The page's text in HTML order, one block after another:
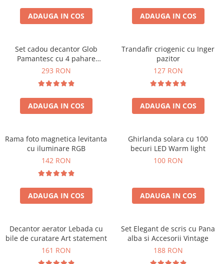
Cadouri Fete
Pentru Copilul din tine
Cadouri de Casa Noua
Cadouri Majorat
Cadouri pentru Nasi
Cadouri pentru Bunici
Cadouri pentru Prieteni
Cel ce are tot
Cadouri Nunta si Cununie civila
Cani si Termosuri
Jocuri si Puzzle
Seturi de caligrafie
Cadouri Sfantul Alexandru
Cadouri Constantin si Elena
Cadouri Sfanta Maria
Cadouri Sfintii Mihail si Gavriil
ADAUGA IN COS ADAUGA IN COS
Set cadou decantor Glob
Pamantesc cu 4 pahare
Deluxe
293 RON
ADAUGA IN COS
Trandafir criogenic cu Inger
pazitor
127 RON
ADAUGA IN COS
Rama foto magnetica levitanta
cu iluminare RGB
142 RON
ADAUGA IN COS
Ghirlanda solara cu 100
becuri LED Warm light
100 RON
ADAUGA IN COS
Decantor aerator Lebada cu
bile de curatare Art statement
161 RON
Set Elegant de scris cu Pana
alba si Accesorii Vintage
188 RON